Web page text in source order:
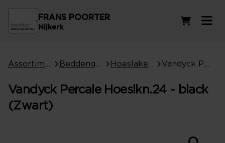
FRANS POORTER
Nijkerk
Vandyck Percale Hoeslkn.24 - black
(Zwart)